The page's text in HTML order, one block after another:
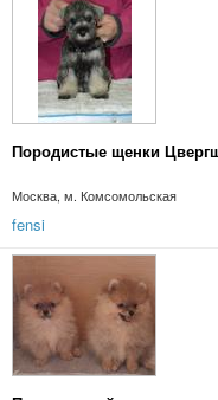
Породистые щенки
Москва, м. Комсомольская
fensi